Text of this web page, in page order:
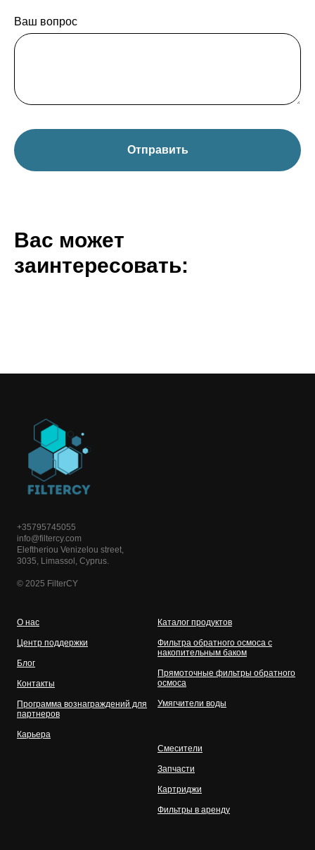
Ваш вопрос
Отправить
Вас может
заинтересовать:
+35795745055
info@filtercy.com
Eleftheriou Venizelou street,
3035, Limassol, Cyprus.
© 2025 FilterCY
О нас
Центр поддержки
Блог
Контакты
Программа вознаграждений для
партнеров
Карьера
Каталог продуктов
Фильтра обратного осмоса с
накопительным баком
Прямоточные фильтры обратного
осмоса
Умягчители воды
Смесители
Запчасти
Картриджи
Фильтры в аренду